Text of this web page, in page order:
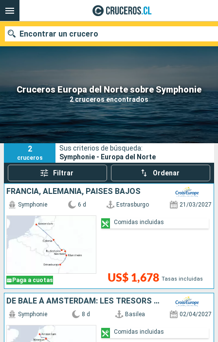
Cruceros Europa del Norte sobre Symphonie
2 cruceros encontrados
Encontrar un crucero
Nuestros destinos
Fecha de salida
Puertos Compañías
Buscar
2
cruceros
Sus criterios de búsqueda:
Symphonie - Europa del Norte
Filtrar Ordenar
FRANCIA, ALEMANIA, PAISES BAJOS
Paga a cuotas
Symphonie 6 d Estrasburgo 21/03/2027
US$ 1,678 Tasas incluidas
Comidas incluidas
DE BÂLE À AMSTERDAM: LES TRÉSORS D'UN FLEUVE MYTHIQUE, LE RHIN
Symphonie 8 d Basilea 02/04/2027
Comidas incluidas